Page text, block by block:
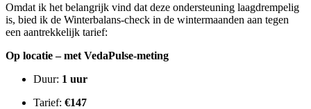
Omdat ik het belangrijk vind dat deze ondersteuning laagdrempelig
is, bied ik de Winterbalans-check in de wintermaanden aan tegen
een aantrekkelijk tarief:
Op locatie – met VedaPulse-meting
Duur: 1 uur
Tarief: €147